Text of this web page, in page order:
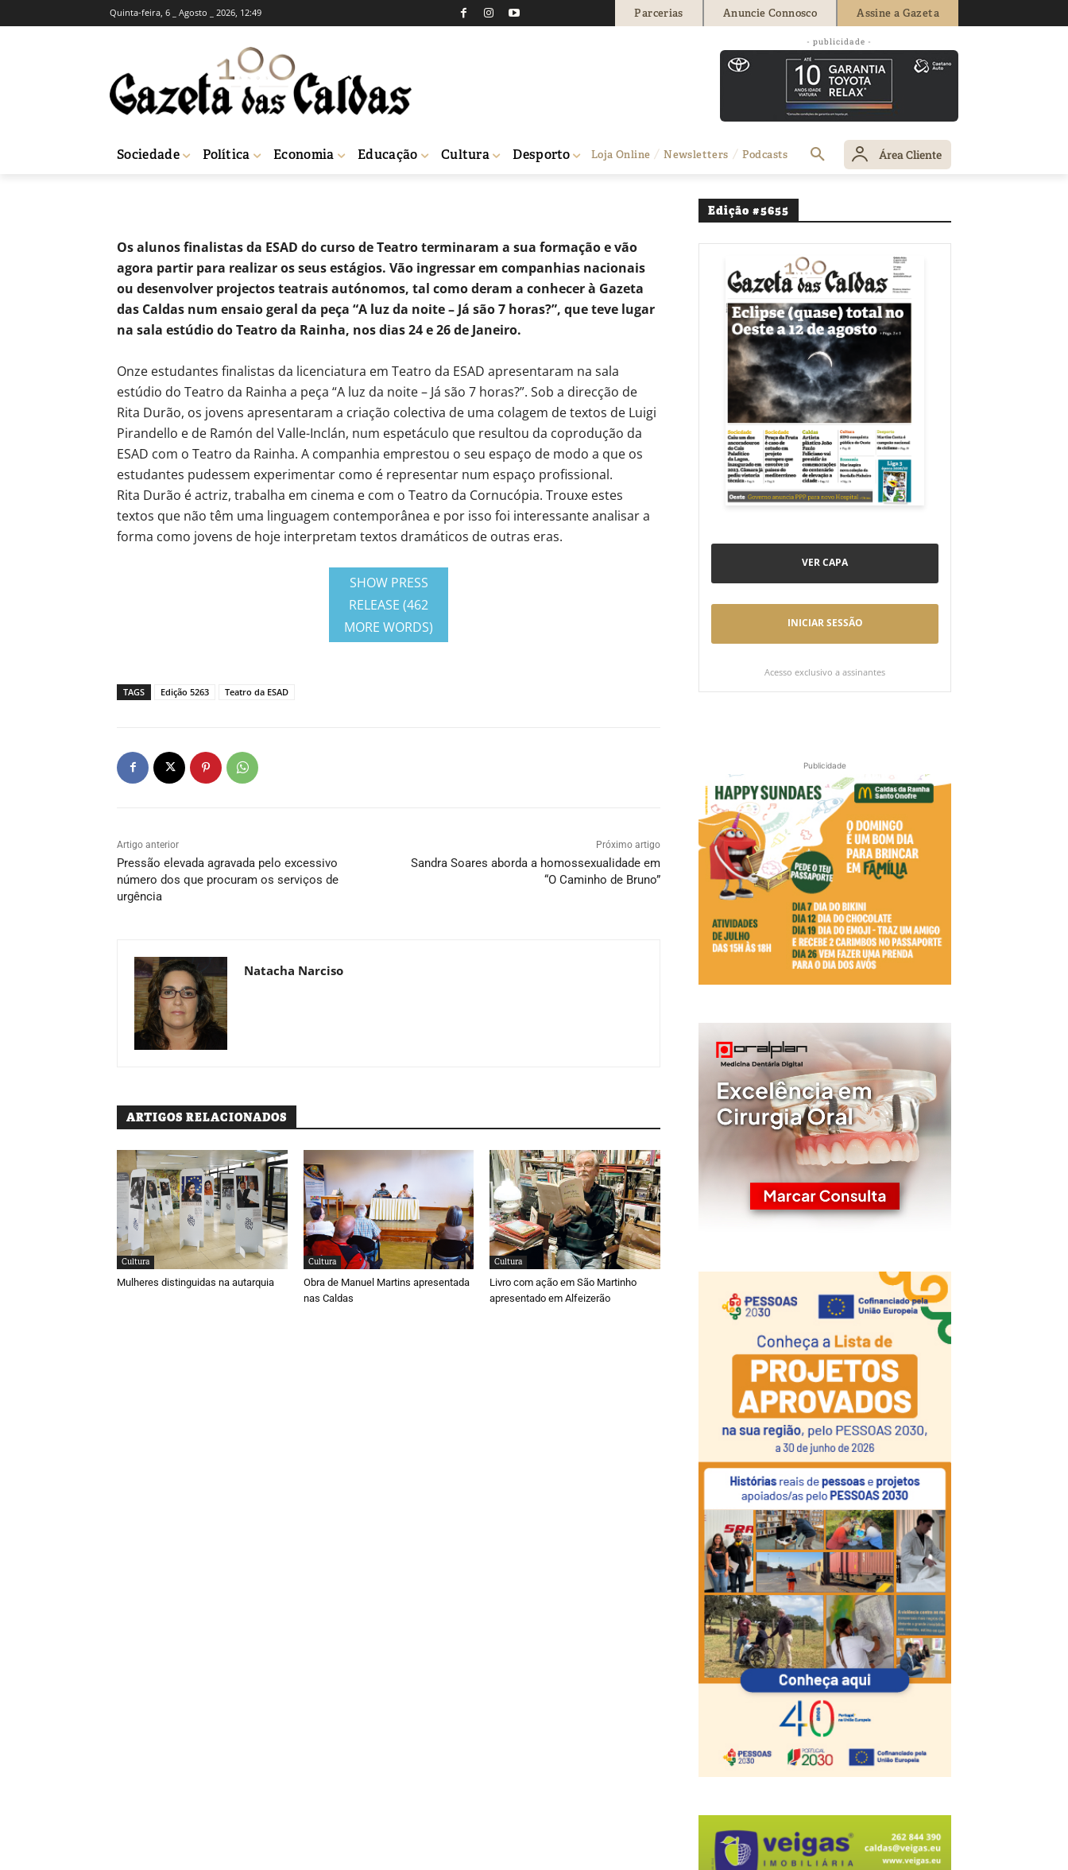
Quinta-feira, 6 _ Agosto _ 2026, 12:49 Parcerias Anuncie Connosco Assine a Gazeta
- publicidade -
Sociedade Política Economia Educação Cultura Desporto Loja Online Newsletters Podcasts Área Cliente
Alunos de Teatro da ESAD vão estagiar para
companhias nacionais
Natacha Narciso 1 de Fevereiro, 2019
Os alunos finalistas da ESAD do curso de Teatro terminaram a sua formação e vão
agora partir para realizar os seus estágios. Vão ingressar em companhias nacionais
ou desenvolver projectos teatrais autónomos, tal como deram a conhecer à Gazeta
das Caldas num ensaio geral da peça “A luz da noite – Já são 7 horas?”, que teve lugar
na sala estúdio do Teatro da Rainha, nos dias 24 e 26 de Janeiro.
Onze estudantes finalistas da licenciatura em Teatro da ESAD apresentaram na sala
estúdio do Teatro da Rainha a peça “A luz da noite – Já são 7 horas?”. Sob a direcção de
Rita Durão, os jovens apresentaram a criação colectiva de uma colagem de textos de Luigi
Pirandello e de Ramón del Valle-Inclán, num espetáculo que resultou da coprodução da
ESAD com o Teatro da Rainha. A companhia emprestou o seu espaço de modo a que os
estudantes pudessem experimentar como é representar num espaço profissional.
Rita Durão é actriz, trabalha em cinema e com o Teatro da Cornucópia. Trouxe estes
textos que não têm uma linguagem contemporânea e por isso foi interessante analisar a
forma como jovens de hoje interpretam textos dramáticos de outras eras.
SHOW PRESS
RELEASE (462
MORE WORDS)
TAGS Edição 5263 Teatro da ESAD
Artigo anterior
Pressão elevada agravada pelo excessivo
número dos que procuram os serviços de
urgência
Próximo artigo
Sandra Soares aborda a homossexualidade em
“O Caminho de Bruno”
Natacha Narciso
ARTIGOS RELACIONADOS
Cultura
Mulheres distinguidas na autarquia
Cultura
Obra de Manuel Martins apresentada
nas Caldas
Cultura
Livro com ação em São Martinho
apresentado em Alfeizerão
Edição #5655
VER CAPA
INICIAR SESSÃO
Acesso exclusivo a assinantes
Publicidade